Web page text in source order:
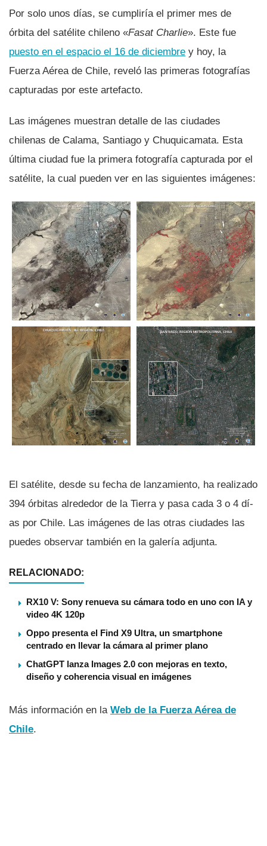
Por solo unos dí­as, se cumplirí­a el primer mes de
órbita del satélite chileno «Fasat Charlie». Este fue
puesto en el espacio el 16 de diciembre y hoy, la
Fuerza Aérea de Chile, reveló las primeras fotografí­as
capturadas por este artefacto.
Las imágenes muestran detalle de las ciudades
chilenas de Calama, Santiago y Chuquicamata. Esta
última ciudad fue la primera fotografí­a capturada por el
satélite, la cual pueden ver en las siguientes imágenes:
El satélite, desde su fecha de lanzamiento, ha realizado
394 órbitas alrededor de la Tierra y pasa cada 3 o 4 dí­
as por Chile. Las imágenes de las otras ciudades las
puedes observar también en la galerí­a adjunta.
RELACIONADO:
RX10 V: Sony renueva su cámara todo en uno con IA y
video 4K 120p
Oppo presenta el Find X9 Ultra, un smartphone
centrado en llevar la cámara al primer plano
ChatGPT lanza Images 2.0 con mejoras en texto,
diseño y coherencia visual en imágenes
Más información en la Web de la Fuerza Aérea de
Chile.